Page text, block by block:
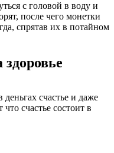
с головой в воду и
после чего монетки
спрятав их в потайном
счастье и даже
счастье состоит в